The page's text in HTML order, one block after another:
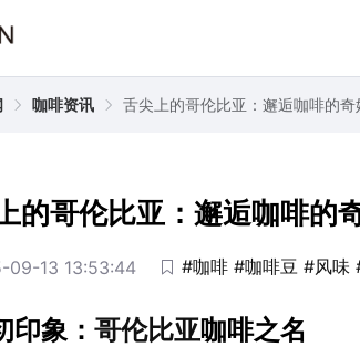
咖啡资讯 舌尖上的哥伦比亚：邂逅咖啡的奇
的哥伦比亚：邂逅咖啡的
09-13 13:53:44 #咖啡 #咖啡豆 #风味
印象： 哥伦比亚咖啡之名